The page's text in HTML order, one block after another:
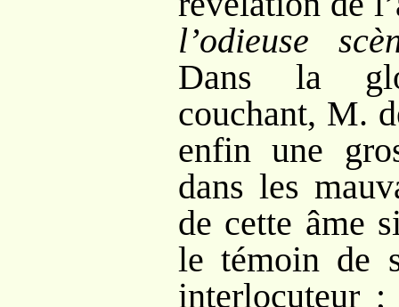
l’odieuse
Dans la
couchant, M.
enfin une
dans les
de cette âme
le témoin de
interlocuteur ;